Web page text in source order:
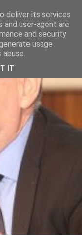
deliver its services
and user-agent are
and security
usage
IT